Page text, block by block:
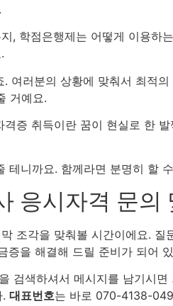
, 학점은행제는 어떻게 이용하
여러분의 상황에 맞춰서 최적
거예요.
증 취득이란 꿈이 현실로 한
테니까요. 함께라면 분명히 할
응시자격 문의
조각을 맞춰볼 시간이에요. 질
증을 해결해 드릴 준비가 되어
을 검색하셔서 메시지를 남기시
대표번호는 바로 070-4138-